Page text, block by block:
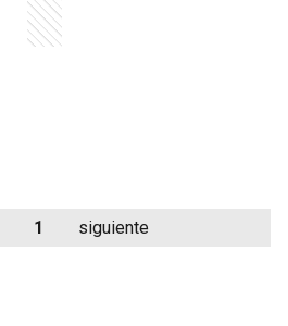
1 siguiente